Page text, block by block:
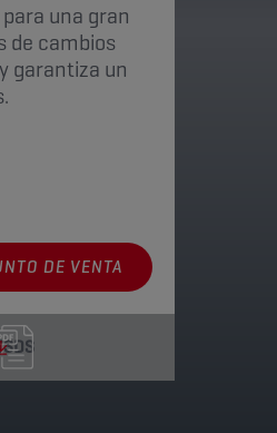
una gran
de cambios
garantiza un
DE VENTA